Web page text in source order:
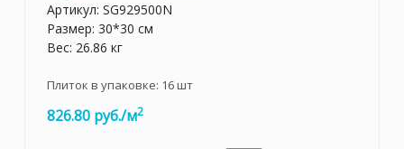
Артикул: SG929500N
Размер: 30*30 см
Вес: 26.86 кг
Плиток в упаковке: 16шт
826.80 руб./м2